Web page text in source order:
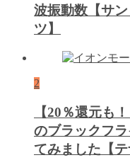
波振動数【サ
ツ】
2
【20％還元も
のブラックフ
てみました【テ